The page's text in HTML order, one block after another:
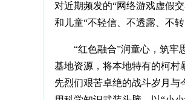
对近期频发的“网络游戏虚假
和儿童“不轻信、不透露、不
“红色融合”润童心，筑牢
基地资源，将本地特有的柯村
先烈们艰苦卓绝的战斗岁月